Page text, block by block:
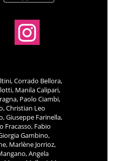
Corrado Bellora,
Manila Calipari,
Paolo Ciambi,
Christian Leo
Giuseppe Farinella,
Fracasso, Fabio
Gambino,
Marlène Jorrioz,
Angela